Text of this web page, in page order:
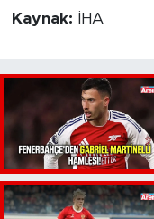
Kaynak: İHA